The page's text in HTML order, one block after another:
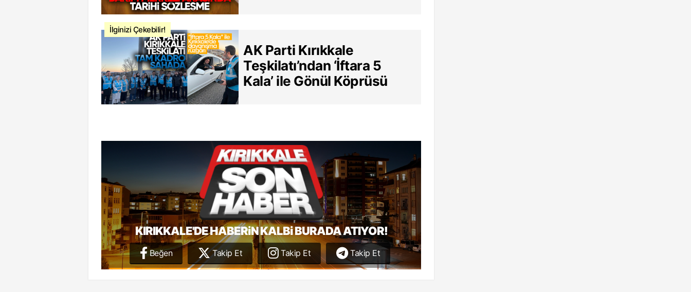
İlginizi Çekebilir!
AK Parti Kırıkkale
Teşkilatı’ndan ‘İftara 5
Kala’ ile Gönül Köprüsü
KIRIKKALE'DE HABERiN KALBi BURADA ATIYOR!
Beğen Takip Et Takip Et Takip Et